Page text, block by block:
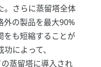
。さらに蒸留塔全体
外の製品を最大90%
をも短縮することが
によって、
蒸留塔に導入され